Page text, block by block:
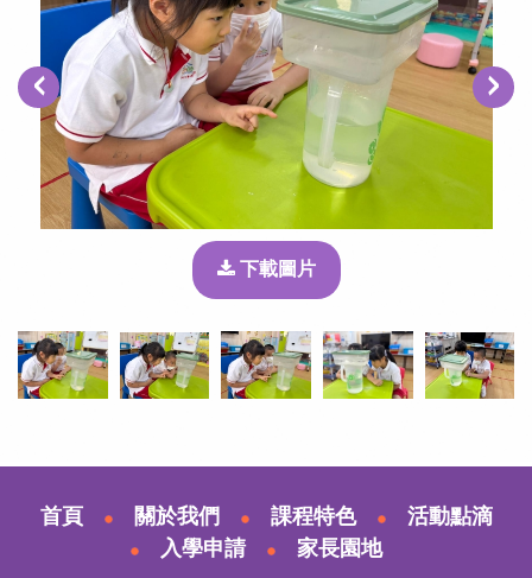
下載圖片
‹ ›
首頁 關於我們 課程特色
活動點滴
入學申請
家長園地